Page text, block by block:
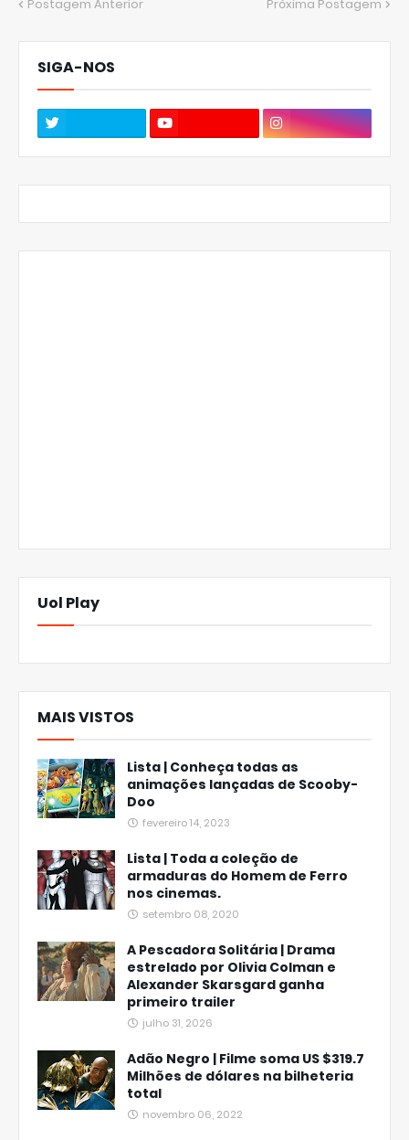
Postagem Anterior Próxima Postagem
SIGA-NOS
Uol Play
MAIS VISTOS
Lista | Conheça todas as
animações lançadas de Scooby-
Doo
fevereiro 14, 2023
Lista | Toda a coleção de
armaduras do Homem de Ferro
nos cinemas.
setembro 08, 2020
A Pescadora Solitária | Drama
estrelado por Olivia Colman e
Alexander Skarsgard ganha
primeiro trailer
julho 31, 2026
Adão Negro | Filme soma US $319.7
Milhões de dólares na bilheteria
total
novembro 06, 2022